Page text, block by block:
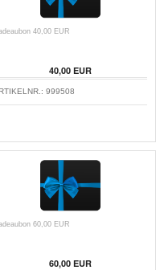
40,00 EUR
40,00 EUR
999508
60,00 EUR
60,00 EUR